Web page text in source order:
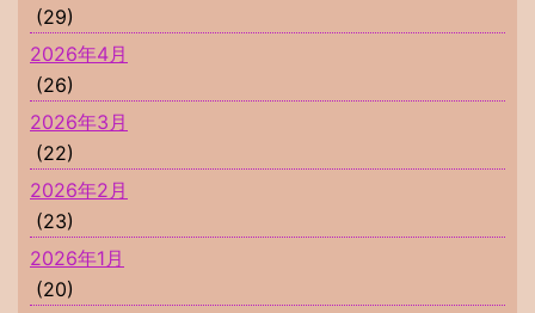
(29)
2026年4月
(26)
2026年3月
(22)
2026年2月
(23)
2026年1月
(20)